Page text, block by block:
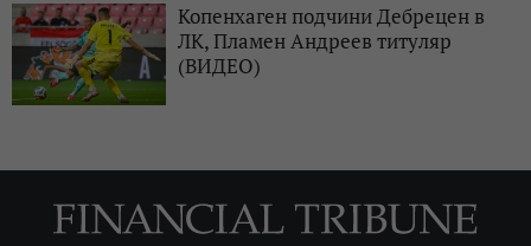
Копенхаген подчини Дебрецен в
ЛК, Пламен Андреев титуляр
(ВИДЕО)